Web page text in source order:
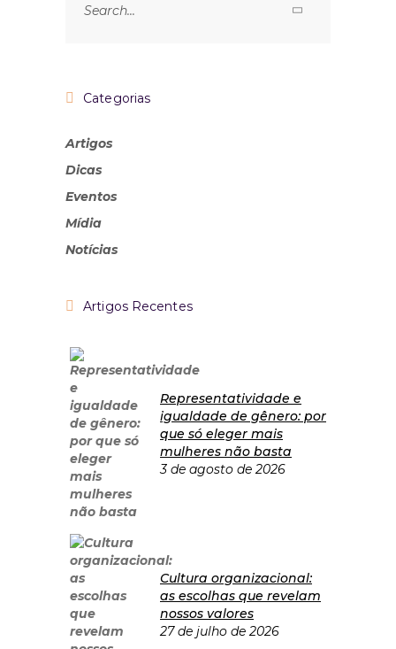
Categorias
Artigos
Dicas
Eventos
Mídia
Notícias
Artigos Recentes
Representatividade e
igualdade de gênero: por
que só eleger mais
mulheres não basta
3 de agosto de 2026
Cultura organizacional:
as escolhas que revelam
nossos valores
27 de julho de 2026